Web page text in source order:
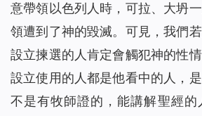
意帶領以色列人時，可拉、大坍
領遭到了神的毀滅。可見，我們
設立揀選的人肯定會觸犯神的性
設立使用的人都是他看中的人，
不是有牧師證的，能講解聖經的